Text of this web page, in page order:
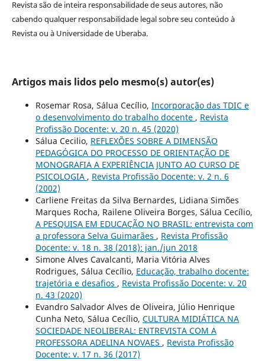
Revista são de inteira responsabilidade de seus autores, não
cabendo qualquer responsabilidade legal sobre seu conteúdo à
Revista ou à Universidade de Uberaba.
Artigos mais lidos pelo mesmo(s) autor(es)
Rosemar Rosa, Sálua Cecílio, Incorporação das TDIC e
o desenvolvimento do trabalho docente , Revista
Profissão Docente: v. 20 n. 45 (2020)
Sálua Cecilio, REFLEXÕES SOBRE A DIMENSÃO
PEDAGÓGICA DO PROCESSO DE ORIENTAÇÃO DE
MONOGRAFIA A EXPERIÊNCIA JUNTO AO CURSO DE
PSICOLOGIA , Revista Profissão Docente: v. 2 n. 6
(2002)
Carliene Freitas da Silva Bernardes, Lidiana Simões
Marques Rocha, Railene Oliveira Borges, Sálua Cecílio,
A PESQUISA EM EDUCAÇÃO NO BRASIL: entrevista com
a professora Selva Guimarães , Revista Profissão
Docente: v. 18 n. 38 (2018): jan./jun 2018
Simone Alves Cavalcanti, Maria Vitória Alves
Rodrigues, Sálua Cecílio, Educação, trabalho docente:
trajetória e desafios , Revista Profissão Docente: v. 20
n. 43 (2020)
Evandro Salvador Alves de Oliveira, Júlio Henrique
Cunha Neto, Sálua Cecílio, CULTURA MIDIÁTICA NA
SOCIEDADE NEOLIBERAL: ENTREVISTA COM A
PROFESSORA ADELINA NOVAES , Revista Profissão
Docente: v. 17 n. 36 (2017)